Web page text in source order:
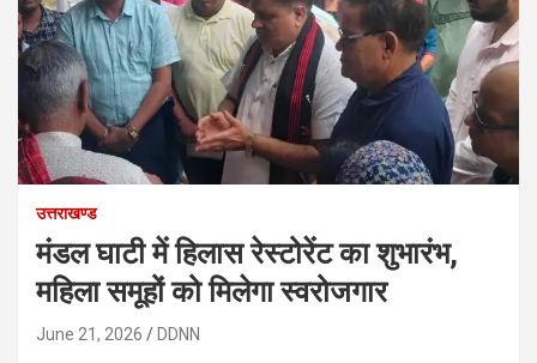
उत्तराखण्ड
मंडल घाटी में हिलास रेस्टोरेंट का शुभारंभ,
महिला समूहों को मिलेगा स्वरोजगार
June 21, 2026 DDNN